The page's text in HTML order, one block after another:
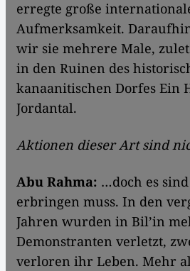
erregte große
Aufmerksamkeit.
wir sie mehrere Male,
in den Ruinen des
kanaanitischen Dorfes Ein
Jordantal.
Aktionen dieser Art sind
Abu Rahma: …doch es
erbringen muss. In den
Jahren wurden in Bil’in
Demonstranten verletzt,
verloren ihr Leben. Mehr